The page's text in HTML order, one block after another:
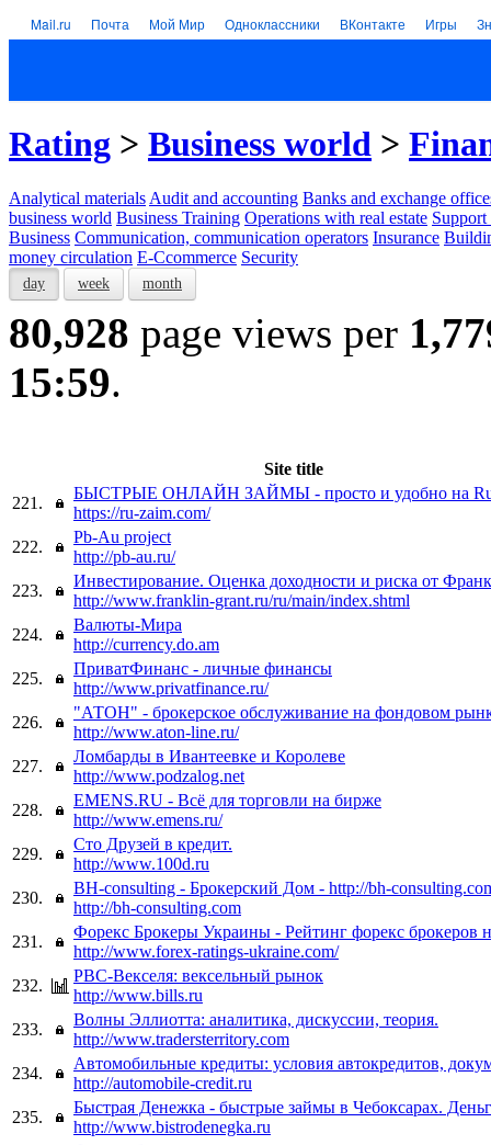
Mail.ru Почта Мой Мир Одноклассники ВКонтакте Игры
Rating > Business world >
Analytical materials Audit and accounting Banks and exchange
business world Business Training Operations with real estate Support
Business Communication, communication operators Insurance
money circulation E-Ccommerce Security
day week month
80,928 page views per
15:59.
Site title
221.
БЫСТРЫЕ ОНЛАЙН ЗАЙМЫ - просто и удобно на
https://ru-zaim.com/
222.
Pb-Au project
http://pb-au.ru/
223.
Инвестирование. Оценка доходности и риска от
http://www.franklin-grant.ru/ru/main/index.shtml
224.
Валюты-Мира
http://currency.do.am
225.
ПриватФинанс - личные финансы
http://www.privatfinance.ru/
226.
"АТОН" - брокерское обслуживание на фондовом
http://www.aton-line.ru/
227.
Ломбарды в Ивантеевке и Королеве
http://www.podzalog.net
228.
EMENS.RU - Всё для торговли на бирже
http://www.emens.ru/
229.
Сто Друзей в кредит.
http://www.100d.ru
230.
BH-consulting - Брокерский Дом - http://bh-
http://bh-consulting.com
231.
Форекс Брокеры Украины - Рейтинг форекс брокеров
http://www.forex-ratings-ukraine.com/
232.
РВС-Векселя: вексельный рынок
http://www.bills.ru
233.
Волны Эллиотта: аналитика, дискуссии, теория.
http://www.tradersterritory.com
234.
Автомобильные кредиты: условия автокредитов,
http://automobile-credit.ru
235.
Быстрая Денежка - быстрые займы в Чебоксарах.
http://www.bistrodenegka.ru